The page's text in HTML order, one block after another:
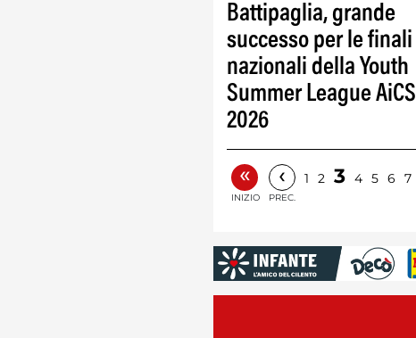
Battipaglia, grande
successo per le finali
nazionali della Youth
Summer League AiCS
2026
«
INIZIO
‹
PREC.
1 2 3 4 5 6 7